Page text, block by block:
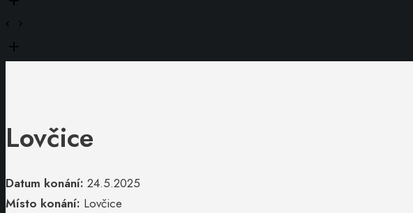
Lovčice
Datum konání: 24.5.2025
Místo konání: Lovčice